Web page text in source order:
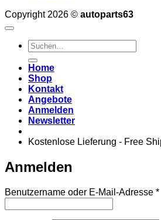
Copyright 2026 © autoparts63
Suchen
nach:
Home
Shop
Kontakt
Angebote
Anmelden
Newsletter
Kostenlose Lieferung - Free
Anmelden
Benutzername oder E-Mail-Adresse *